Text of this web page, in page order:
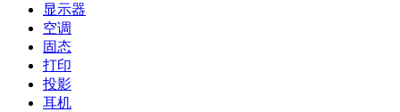
显示器
空调
固态
打印
投影
耳机